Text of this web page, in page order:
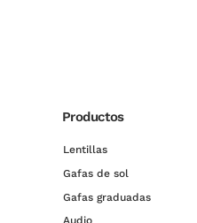
Productos
Lentillas
Gafas de sol
Gafas graduadas